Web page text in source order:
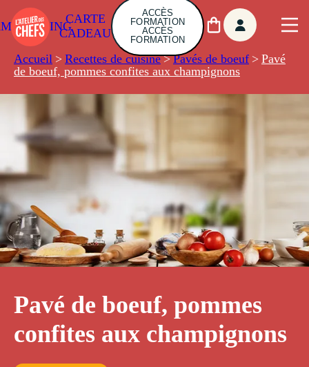
CARTE
CADEAU
ACCÈS
FORMATION
ACCÈS
FORMATION
Accueil > Recettes de cuisine > Pavés de boeuf > Pavé
de boeuf, pommes confites aux champignons
Pavé de boeuf, pommes
confites aux champignons